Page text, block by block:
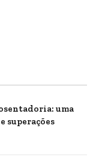
uma
superações